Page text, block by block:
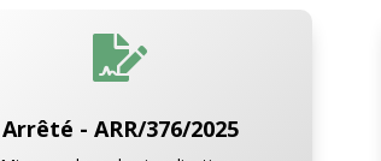

Arrêté - ARR/376/2025